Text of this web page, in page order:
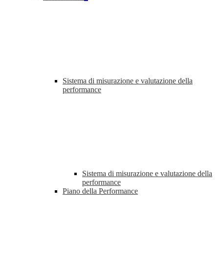
Sistema di misurazione e valutazione della
performance
Sistema di misurazione e valutazione della
performance
Piano della Performance